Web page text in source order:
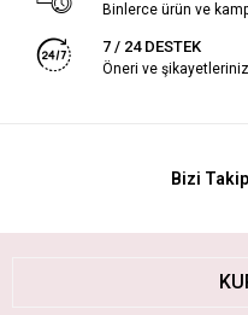
Binlerce ürün ve
7 / 24 DESTEK
Öneri ve
Bizi